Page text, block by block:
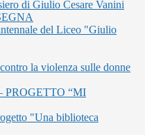
di Giulio Cesare Vanini
del Liceo "Giulio
la violenza sulle donne
PROGETTO “MI
"Una biblioteca